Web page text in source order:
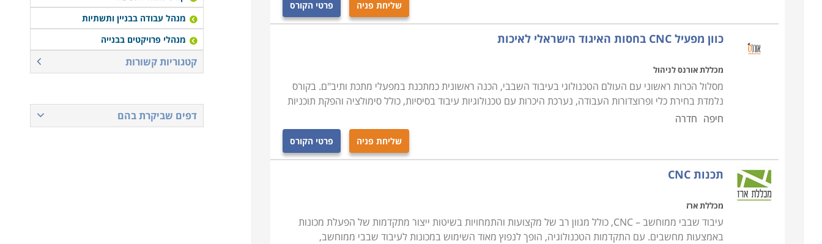
הסטודנטים בתכנון, עיצוב, בניית וחריטת דגמים על מכונות אמיתיות על מנת להעניק להם את התחושה והמוכנות לצאת
אל שוק העבודה ולממש את הידע שספגו במהלך הקורס.
הלימודים בקורס CNC נחלקים לשתי רמות מרכזיות: למתחילים ולמתקדמים. הראשון מיועד בעיקר עבור סטודנטים
העושים את צעדיהם הראשונים בעולם העיבוד השבבי, ואין להם ניסיון קודם של עבודה בתחום זה. הקורס למתקדמים
מיועד עבור אנשים המגיעים מהתעשייה עצמה, במטרה להעשיר את ידיעותיהם בתחום, ולהשלים את הידע הנדרש
שליחת פניה פרטי הקורס
כוון מפעיל CNC בחסות האיגוד הישראלי לאיכות
מכללת אורנס לניהול
מסלול הכרות ראשוני עם העולם הטכנולוגי בעיבוד השבבי, הכנה ראשונית כמתכנת במפעלי מתכת ותיב"ם. בקורס
נלמדת בחירת כלי ופרוצדורות העבודה, נערכת היכרות עם טכנולוגיות עיבוד בסיסיות, כולל סימולציה והפקת תוכניות
חיפה חדרה
שליחת פניה פרטי הקורס
תכנות CNC
מכללת ארז
עיבוד שבבי ממוחשב – CNC, כולל מגוון רב של מקצועות והתמחויות בשיטות ייצור מתקדמות של הפעלת מכונות
באמצעות מחשבים. עם התקדמות הטכנולוגיה, הופך לנפוץ מאוד השימוש במכונות לעיבוד שבבי ממוחשב,
מנהל עבודה בבניין ותשתיות
מנהלי פרויקטים בבנייה
קטגוריות קשורות
דפים שביקרת בהם